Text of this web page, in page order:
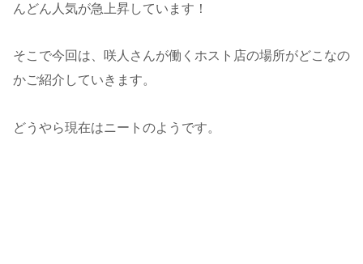
んどん人気が急上昇しています！
そこで今回は、咲人さんが働くホスト店の場所がどこなの
かご紹介していきます。
どうやら現在はニートのようです。